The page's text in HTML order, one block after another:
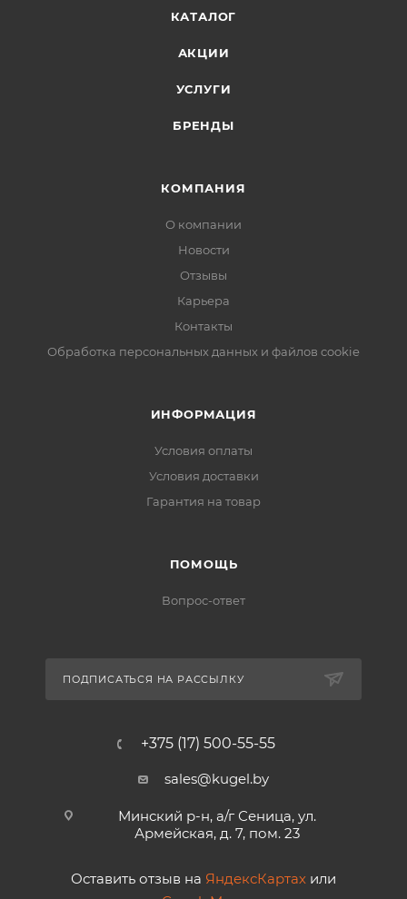
КАТАЛОГ
АКЦИИ
УСЛУГИ
БРЕНДЫ
КОМПАНИЯ
О компании
Новости
Отзывы
Карьера
Контакты
Обработка персональных данных и файлов cookie
ИНФОРМАЦИЯ
Условия оплаты
Условия доставки
Гарантия на товар
ПОМОЩЬ
Вопрос-ответ
ПОДПИСАТЬСЯ НА РАССЫЛКУ
+375 (17) 500-55-55
sales@kugel.by
Минский р-н, а/г Сеница, ул.
Армейская, д. 7, пом. 23
Оставить отзыв на ЯндексКартах или